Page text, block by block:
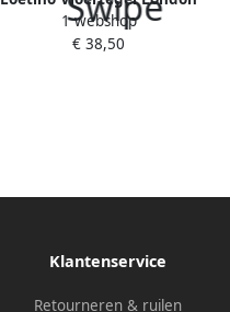
30x60 cm Grey
1 webshop
€ 38,50
Klantenservice
Retourneren & ruilen